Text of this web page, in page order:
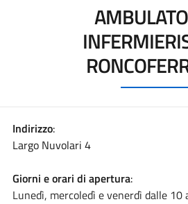
Indirizzo:
Largo Nuvolari 4
Giorni e orari di apertura:
Lunedì, mercoledì e venerdì dalle 10